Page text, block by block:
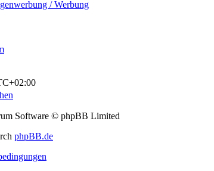
/ Werbung
Software © phpBB Limited
phpBB.de